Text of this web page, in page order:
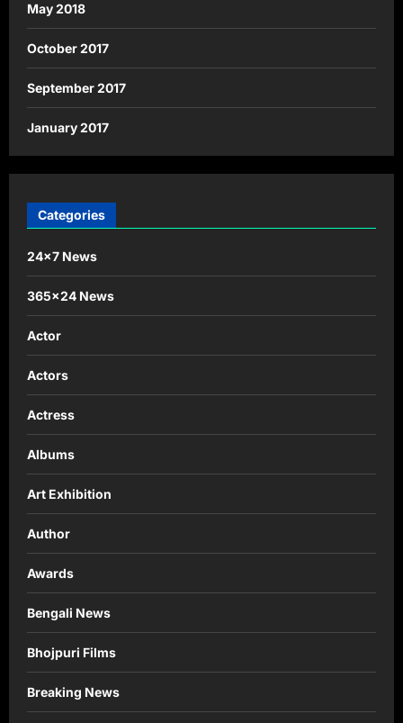
May 2018
October 2017
September 2017
January 2017
Categories
24×7 News
365×24 News
Actor
Actors
Actress
Albums
Art Exhibition
Author
Awards
Bengali News
Bhojpuri Films
Breaking News